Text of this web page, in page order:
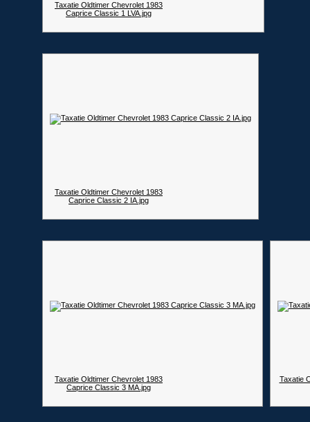
Taxatie Oldtimer Chevrolet 1983
Caprice Classic 1 LVA.jpg
Taxatie Oldtimer Chevrolet 1983
Caprice Classic 2 IA.jpg
Taxatie Oldtimer Chevrolet 1983
Caprice Classic 3 MA.jpg
Taxatie